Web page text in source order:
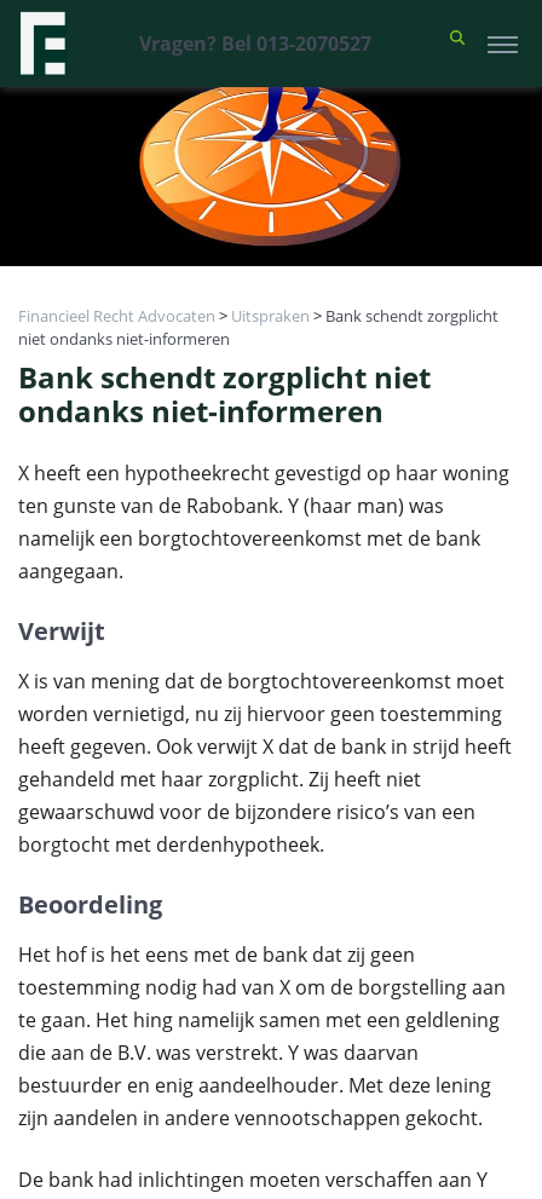
Vragen? Bel 013-2070527
Financieel Recht Advocaten > Uitspraken > Bank schendt zorgplicht
niet ondanks niet-informeren
Bank schendt zorgplicht niet
ondanks niet-informeren
X heeft een hypotheekrecht gevestigd op haar woning
ten gunste van de Rabobank. Y (haar man) was
namelijk een borgtochtovereenkomst met de bank
aangegaan.
Verwijt
X is van mening dat de borgtochtovereenkomst moet
worden vernietigd, nu zij hiervoor geen toestemming
heeft gegeven. Ook verwijt X dat de bank in strijd heeft
gehandeld met haar zorgplicht. Zij heeft niet
gewaarschuwd voor de bijzondere risico’s van een
borgtocht met derdenhypotheek.
Beoordeling
Het hof is het eens met de bank dat zij geen
toestemming nodig had van X om de borgstelling aan
te gaan. Het hing namelijk samen met een geldlening
die aan de B.V. was verstrekt. Y was daarvan
bestuurder en enig aandeelhouder. Met deze lening
zijn aandelen in andere vennootschappen gekocht.
De bank had inlichtingen moeten verschaffen aan Y